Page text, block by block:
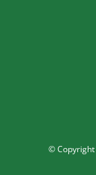
© Copyright